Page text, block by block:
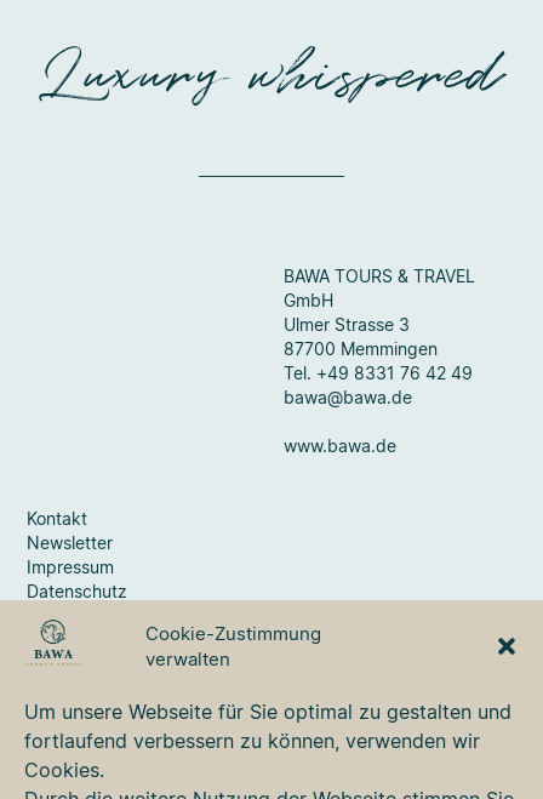
Cookie-Zustimmung
verwalten
Um unsere Webseite für Sie optimal zu gestalten und
fortlaufend verbessern zu können, verwenden wir
Cookies.
Luxury whispered
BAWA TOURS & TRAVEL
GmbH
Ulmer Strasse 3
87700 Memmingen
Tel. +49 8331 76 42 49
bawa@bawa.de
www.bawa.de
Kontakt
Newsletter
Impressum
Datenschutz
Cookie-Richtlinie (EU)